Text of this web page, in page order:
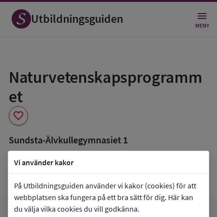
Vi använder kakor
På Utbildningsguiden använder vi kakor (cookies) för att
webbplatsen ska fungera på ett bra sätt för dig. Här kan
du välja vilka cookies du vill godkänna.
Utbildningsguiden MENY
Naturvetenskapsprogramm
et
favorite
som
favorit
Sundsta-Älvkullegymnasiet 1
book_5 Inriktning som finns tillgänglig
Data saknas
Gå tillSundsta-Älvkullegymnasiet 1